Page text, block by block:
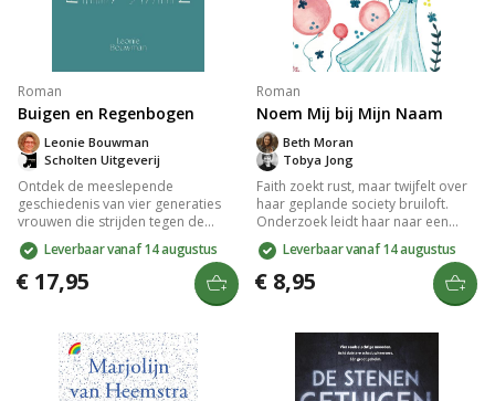
Roman
Buigen en Regenbogen
Scholten Uitgeverij
Leonie Bouwman
Ontdek de meeslepende
geschiedenis van vier generaties
vrouwen die strijden tegen de
onzichtbare destructie in hun
gezinnen. De impact van de
Tweede Wereldoorlog en de
kracht van liefde en trouw vormen
een emotioneel erfgoed. Laat je
regenboog van troost.
Leverbaar vanaf 14 augustus
€ 17,95
Roman
Noem Mij bij Mijn Naam
Tobya Jong
Beth Moran
Faith zoekt rust, maar twijfelt over
haar geplande society bruiloft.
Onderzoek leidt haar naar een
kerkkoor en ontmoeting met
pastor Dylan, terwijl het verleden
blijft achtervolgen wanneer de
moordenaar van haar moeder
vrijkomt. Een roman vol humor,
nieuwe vriendschappen.
Leverbaar vanaf 14 augustus
€ 8,95